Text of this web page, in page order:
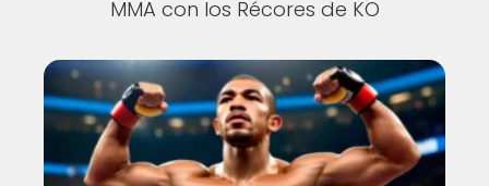
MMA con los Récores de KO